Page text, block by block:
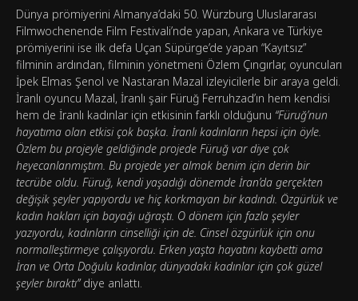
Dünya prömiyerini Almanya’daki 50. Würzburg Uluslararası
Filmwochenende Film Festivali’nde yapan, Ankara ve Türkiye
prömiyerini ise ilk defa Uçan Süpürge’de yapan “Kayıtsız”
filminin ardından, filminin yönetmeni Özlem Çıngırlar, oyuncuları
İpek Elmas Şenol ve Nastaran Mazal izleyicilerle bir araya geldi.
İranlı oyuncu Mazal, İranlı şair Füruğ Ferruhzad’ın hem kendisi
hem de İranlı kadınlar için etkisinin farklı olduğunu “Füruğ’nun
hayatıma olan etkisi çok başka. İranlı kadınların hepsi için öyle.
Özlem bu projeyle geldiğinde projede Füruğ var diye çok
heyecanlanmıştım. Bu projede yer almak benim için derin bir
tecrübe oldu. Füruğ, kendi yaşadığı dönemde İran’da gerçekten
değişik şeyler yapıyordu ve hiç korkmayan bir kadındı. Özgürlük ve
kadın hakları için bayağı uğraştı. O dönem için fazla şeyler
yazıyordu, kadınların cinselliği için de. Cinsel özgürlük için onu
normalleştirmeye çalışıyordu. Erken yaşta hayatını kaybetti ama
İran ve Orta Doğulu kadınlar, dünyadaki kadınlar için çok güzel
şeyler bıraktı”diye anlattı.